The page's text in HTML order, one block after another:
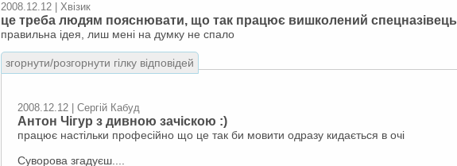
2008.12.12 | Хвізик
це треба людям пояснювати, що так працює вишколений спецназівець
правильна ідея, лиш мені на думку не спало
згорнути/розгорнути гілку відповідей
2008.12.12 | Сергій Кабуд
Антон Чігур з дивною зачіскою :)
працює настільки професійно що це так би мовити одразу кидається в очі
Суворова згадуєш....